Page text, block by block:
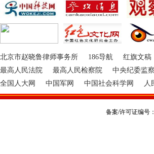
北京市赵晓鲁律师事务所 186导航 红旗文稿
最高人民法院
最高人民检察院 中央纪委监
全国人大网
中国军网 中国社会科学网 人
备案/许可证编号